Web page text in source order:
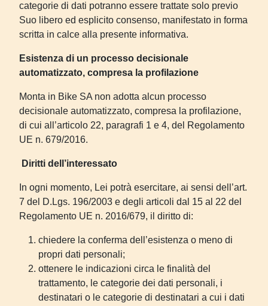
categorie di dati potranno essere trattate solo previo
Suo libero ed esplicito consenso, manifestato in forma
scritta in calce alla presente informativa.
Esistenza di un processo decisionale
automatizzato, compresa la profilazione
Monta in Bike SA non adotta alcun processo
decisionale automatizzato, compresa la profilazione,
di cui all’articolo 22, paragrafi 1 e 4, del Regolamento
UE n. 679/2016.
Diritti dell’interessato
In ogni momento, Lei potrà esercitare, ai sensi dell’art.
7 del D.Lgs. 196/2003 e degli articoli dal 15 al 22 del
Regolamento UE n. 2016/679, il diritto di:
chiedere la conferma dell’esistenza o meno di
propri dati personali;
ottenere le indicazioni circa le finalità del
trattamento, le categorie dei dati personali, i
destinatari o le categorie di destinatari a cui i dati